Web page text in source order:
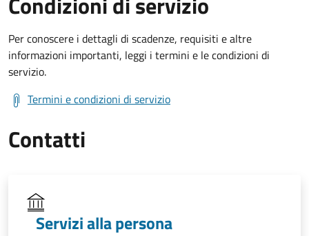
Per conoscere i dettagli di scadenze, requisiti e altre
informazioni importanti, leggi i termini e le condizioni di
servizio.
Termini e condizioni di servizio
Contatti
Servizi alla persona